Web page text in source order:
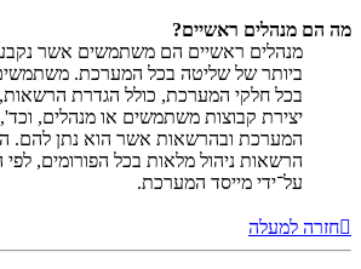
מה הם מנהלים ראשיים?
מנהלים ראשיים הם משתמשים אשר
ביותר של שליטה בכל המערכת. משתמשים
בכל חלקי המערכת, כולל הגדרת
יצירת קבוצות משתמשים או מנהלים,
המערכת ובהרשאות אשר הוא נתן להם.
הרשאות ניהול מלאות בכל הפורומים,
על־ידי מייסד המערכת.
חזרה למעלה